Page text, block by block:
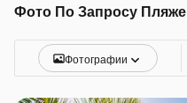
Фото По Запросу Пляже
Фотографии